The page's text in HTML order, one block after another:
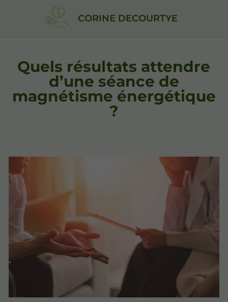
CORINE DECOURTYE
Quels résultats attendre
d’une séance de
magnétisme énergétique
?